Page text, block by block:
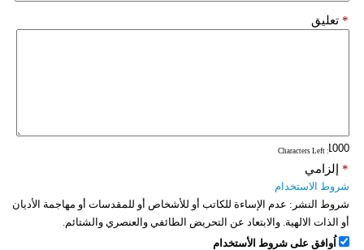
تعليق *
: Characters Left
إلزامي *
شروط الاستخدام
شروط النشر: عدم الإساءة للكاتب أو للأشخاص أو للمقدسات أو مهاجمة الأديان
أو الذات الالهية. والابتعاد عن التحريض الطائفي والعنصري والشتائم.
اُوافق على شروط الأستخدام